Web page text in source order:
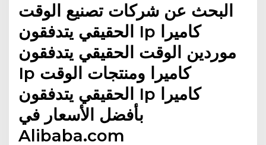
البحث عن شركات تصنيع الوقت
الحقيقي يتدفقون Ip كاميرا
موردين الوقت الحقيقي يتدفقون
Ip كاميرا ومنتجات الوقت
الحقيقي يتدفقون Ip كاميرا
بأفضل الأسعار في
Alibaba.com